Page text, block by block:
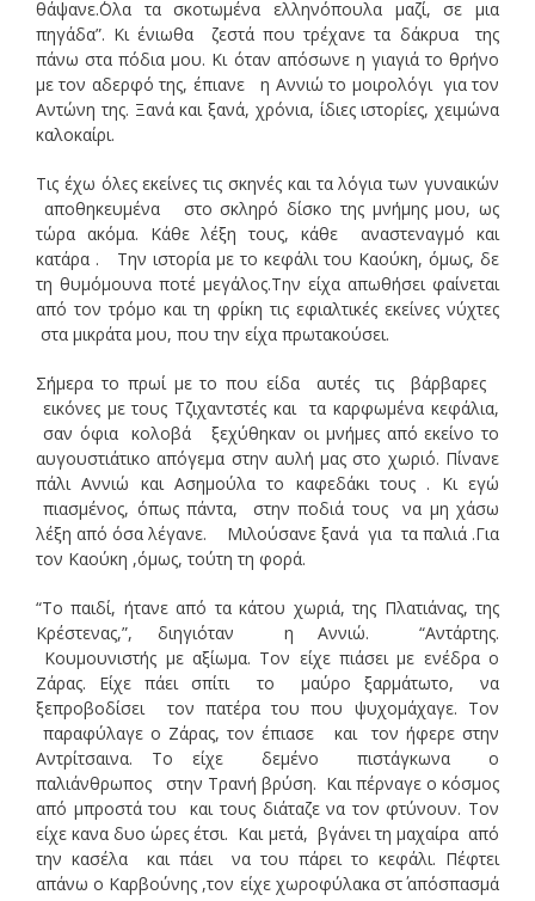
θάψανε.΄Ολα τα σκοτωμένα ελληνόπουλα μαζί, σε μια
πηγάδα”. Κι ένιωθα ζεστά που τρέχανε τα δάκρυα της
πάνω στα πόδια μου. Κι όταν απόσωνε η γιαγιά το θρήνο
με τον αδερφό της, έπιανε η Αννιώ το μοιρολόγι για τον
Αντώνη της. Ξανά και ξανά, χρόνια, ίδιες ιστορίες, χειμώνα
καλοκαίρι.
Τις έχω όλες εκείνες τις σκηνές και τα λόγια των γυναικών
αποθηκευμένα στο σκληρό δίσκο της μνήμης μου, ως
τώρα ακόμα. Κάθε λέξη τους, κάθε αναστεναγμό και
κατάρα . Την ιστορία με το κεφάλι του Καούκη, όμως, δε
τη θυμόμουνα ποτέ μεγάλος.Την είχα απωθήσει φαίνεται
από τον τρόμο και τη φρίκη τις εφιαλτικές εκείνες νύχτες
στα μικράτα μου, που την είχα πρωτακούσει.
Σήμερα το πρωί με το που είδα αυτές τις βάρβαρες
εικόνες με τους Τζιχαντστές και τα καρφωμένα κεφάλια,
σαν όφια κολοβά ξεχύθηκαν οι μνήμες από εκείνο το
αυγουστιάτικο απόγεμα στην αυλή μας στο χωριό. Πίνανε
πάλι Αννιώ και Ασημούλα το καφεδάκι τους . Κι εγώ
πιασμένος, όπως πάντα, στην ποδιά τους να μη χάσω
λέξη από όσα λέγανε. Μιλούσανε ξανά για τα παλιά .Για
τον Καούκη ,όμως, τούτη τη φορά.
“Το παιδί, ήτανε από τα κάτου χωριά, της Πλατιάνας, της
Κρέστενας,”, διηγιόταν η Αννιώ. “Αντάρτης.
Κουμουνιστής με αξίωμα. Τον είχε πιάσει με ενέδρα ο
Ζάρας. Είχε πάει σπίτι το μαύρο ξαρμάτωτο, να
ξεπροβοδίσει τον πατέρα του που ψυχομάχαγε. Τον
παραφύλαγε ο Ζάρας, τον έπιασε και τον ήφερε στην
Αντρίτσαινα. Το είχε δεμένο πιστάγκωνα ο
παλιάνθρωπος στην Τρανή βρύση. Και πέρναγε ο κόσμος
από μπροστά του και τους διάταζε να τον φτύνουν. Τον
είχε κανα δυο ώρες έτσι. Και μετά, βγάνει τη μαχαίρα από
την κασέλα και πάει να του πάρει το κεφάλι. Πέφτει
απάνω ο Καρβούνης ,τον είχε χωροφύλακα στ΄ απόσπασμά